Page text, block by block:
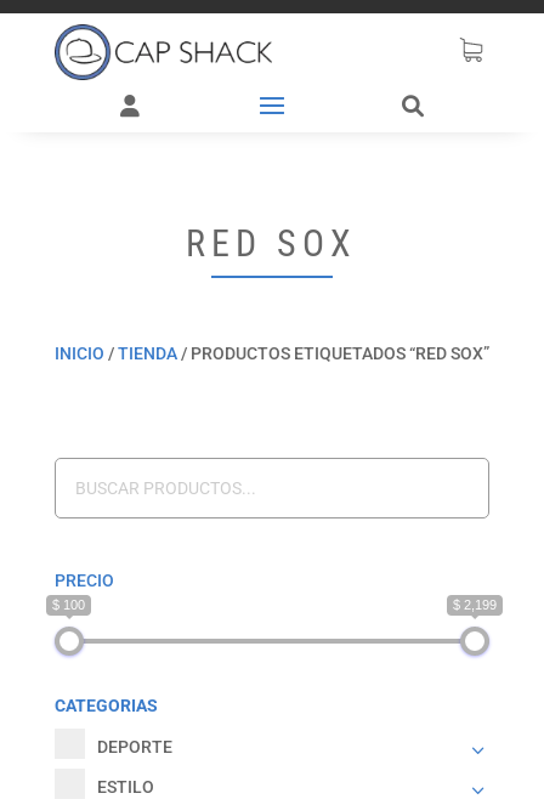
RED SOX
INICIO /TIENDA/ PRODUCTOS ETIQUETADOS “RED SOX”
PRECIO
$ 100 $ 2,199
CATEGORIAS
DEPORTE
ESTILO